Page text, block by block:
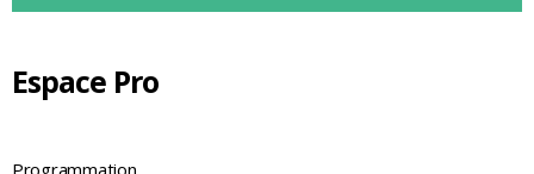
Espace Pro
Programmation